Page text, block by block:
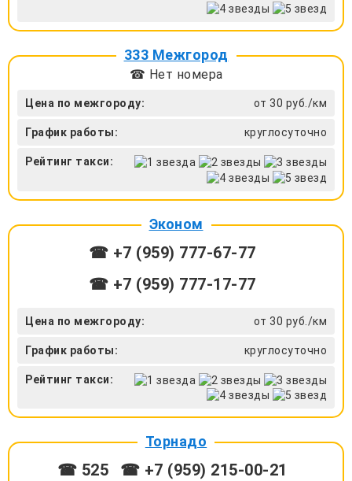
333 Межгород
☎ Нет номера
Цена по межгороду: от 30 руб./км
График работы: круглосуточно
Рейтинг такси:
Эконом
☎ +7 (959) 777-67-77
☎ +7 (959) 777-17-77
Цена по межгороду: от 30 руб./км
График работы: круглосуточно
Рейтинг такси:
Торнадо
☎ 525
☎ +7 (959) 215-00-21